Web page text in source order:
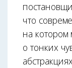
что
на котором
о тонких